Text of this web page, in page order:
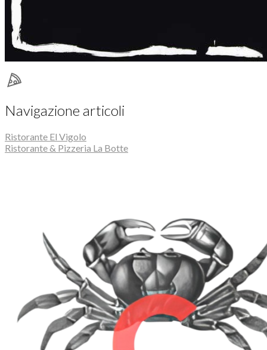
Navigazione articoli
Ristorante El Vigolo
Ristorante & Pizzeria La Botte